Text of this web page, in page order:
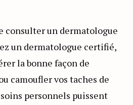
consulter un dermatologue
un dermatologue certifié,
la bonne façon de
camoufler vos taches de
personnels puissent